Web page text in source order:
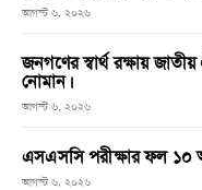
আগস্ট ৬, ২০২৬
জনগণের স্বার্থ রক্ষায়
নোমান।
আগস্ট ৬, ২০২৬
এসএসসি পরীক্ষার ফল
আগস্ট ৬, ২০২৬